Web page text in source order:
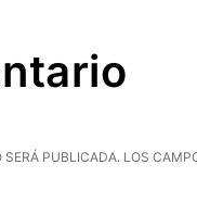
SERÁ PUBLICADA. LOS